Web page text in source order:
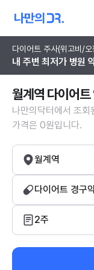
다이어트 주사(위고비/오
내 주변 최저가 병원
월계역 다이어
나만의닥터에서 조
가격은 0원입니다.
월계역
다이어트 경구
2주